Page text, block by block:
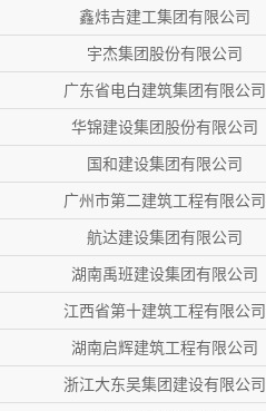
鑫炜吉建工集团有限公司
宇杰集团股份有限公司
广东省电白建筑集团有限公司
华锦建设集团股份有限公司
国和建设集团有限公司
广州市第二建筑工程有限公司
航达建设集团有限公司
湖南禹班建设集团有限公司
江西省第十建筑工程有限公司
湖南启辉建筑工程有限公司
浙江大东吴集团建设有限公司